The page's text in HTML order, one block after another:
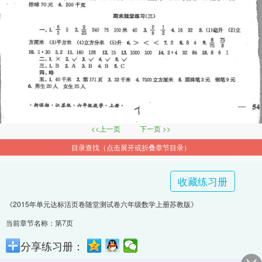
<<上一页
下一页 >>
目录查找（点击展开或折叠章节目录）
收藏练习册
《2015年单元达标活页卷随堂测试卷六年级数学上册苏教版》
当前章节名称：第7页
分享练习册：